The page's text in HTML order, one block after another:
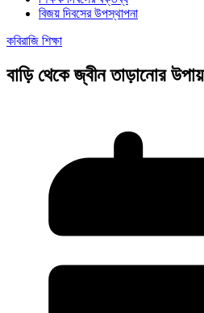
বিজয় দিবসের উপস্থাপনা
কবিরাজি শিক্ষা
বাড়ি থেকে জ্বীন তাড়ানোর উপায়